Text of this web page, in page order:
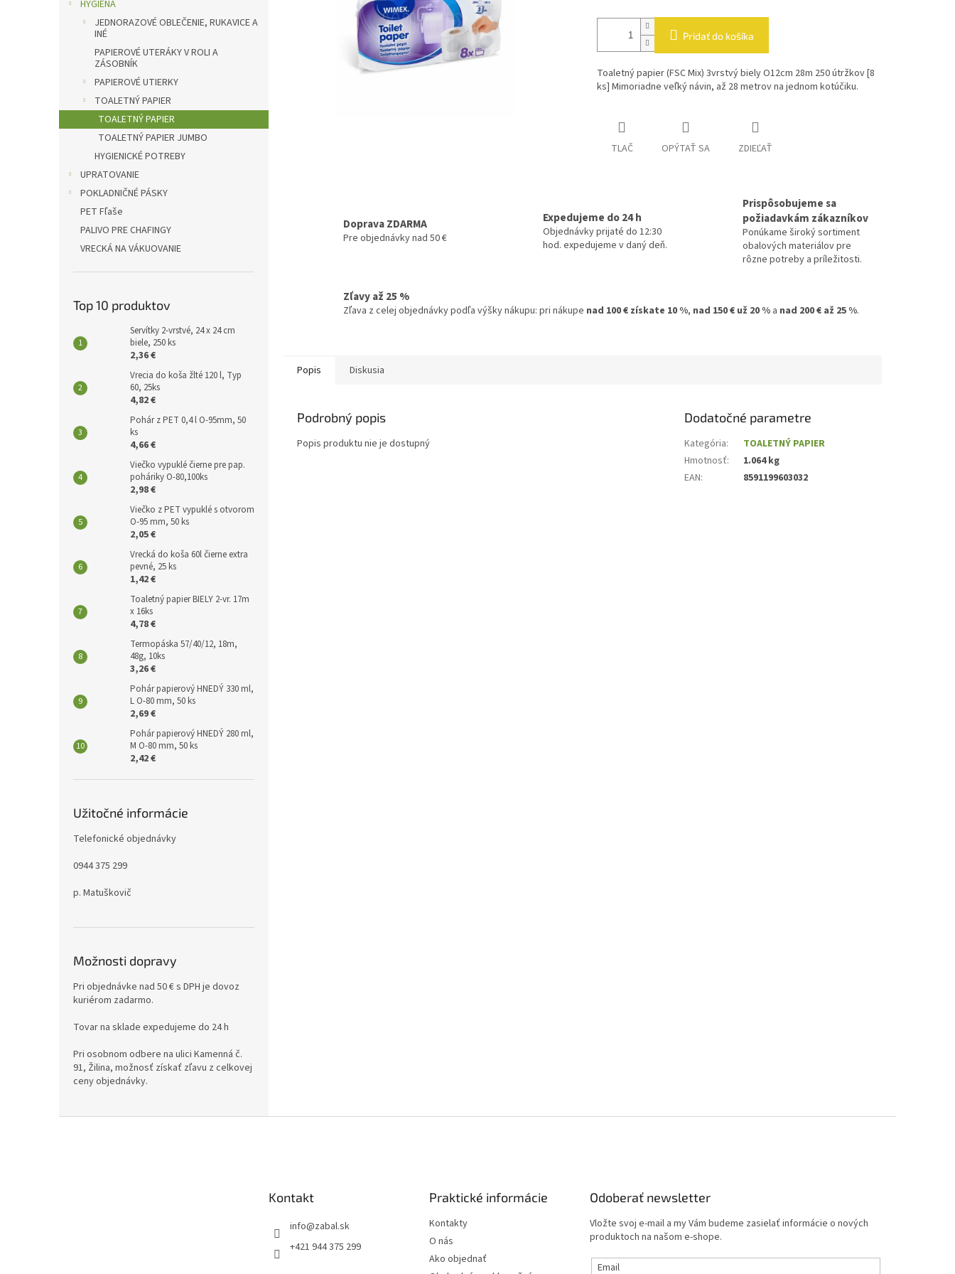
HYGIENA
JEDNORAZOVÉ OBLEČENIE, RUKAVICE A
INÉ
PAPIEROVÉ UTERÁKY V ROLI A
ZÁSOBNÍK
PAPIEROVÉ UTIERKY
TOALETNÝ PAPIER
TOALETNÝ PAPIER
TOALETNÝ PAPIER JUMBO
HYGIENICKÉ POTREBY
UPRATOVANIE
POKLADNIČNÉ PÁSKY
PET Fľaše
PALIVO PRE CHAFINGY
VRECKÁ NA VÁKUOVANIE
Top 10 produktov
Servítky 2-vrstvé, 24 x 24 cm
biele, 250 ks
2,36 €
Vrecia do koša žlté 120 l, Typ
60, 25ks
4,82 €
Pohár z PET 0,4 l O-95mm, 50
ks
4,66 €
Viečko vypuklé čierne pre pap.
poháriky O-80,100ks
2,98 €
Viečko z PET vypuklé s otvorom
O-95 mm, 50 ks
2,05 €
Vrecká do koša 60l čierne extra
pevné, 25 ks
1,42 €
Toaletný papier BIELY 2-vr. 17m
x 16ks
4,78 €
Termopáska 57/40/12, 18m,
48g, 10ks
3,26 €
Pohár papierový HNEDÝ 330 ml,
L O-80 mm, 50 ks
2,69 €
Pohár papierový HNEDÝ 280 ml,
M O-80 mm, 50 ks
2,42 €
Užitočné informácie
Telefonické objednávky
0944 375 299
p. Matuškovič
Možnosti dopravy
Pri objednávke nad 50 € s DPH je dovoz
kuriérom zadarmo.
Tovar na sklade expedujeme do 24 h
Pri osobnom odbere na ulici Kamenná č.
91, Žilina, možnosť získať zľavu z celkovej
ceny objednávky.
Pridať do košíka
Toaletný papier (FSC Mix) 3vrstvý biely O12cm 28m 250 útržkov [8
ks] Mimoriadne veľký návin, až 28 metrov na jednom kotúčiku.
TLAČ OPÝTAŤ SA ZDIEĽAŤ
Doprava ZDARMA
Pre objednávky nad 50 €
Expedujeme do 24 h
Objednávky prijaté do 12:30
hod. expedujeme v daný deň.
Prispôsobujeme sa
požiadavkám zákazníkov
Ponúkame široký sortiment
obalových materiálov pre
rôzne potreby a príležitosti.
Zľavy až 25 %
Zľava z celej objednávky podľa výšky nákupu: pri nákupe nad 100 € získate 10 %, nad 150 € už 20 % a nad 200 € až 25 %.
Popis Diskusia
Podrobný popis
Popis produktu nie je dostupný
Dodatočné parametre
Kategória:
TOALETNÝ PAPIER
Hmotnosť:
1.064 kg
EAN: 8591199603032
Kontakt
info@zabal.sk
+421 944 375 299
Praktické informácie
Kontakty
O nás
Ako objednať
Odoberať newsletter
Vložte svoj e-mail a my Vám budeme zasielať informácie o nových
produktoch na našom e-shope.
Email